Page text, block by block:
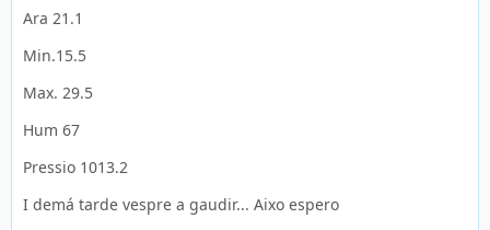
Ara 21.1
Min.15.5
Max. 29.5
Hum 67
Pressio 1013.2
I demá tarde vespre a gaudir... Aixo espero